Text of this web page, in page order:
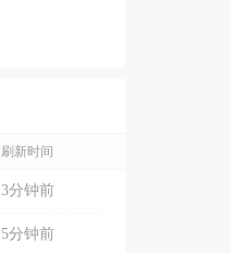
刷新时间
3分钟前
5分钟前